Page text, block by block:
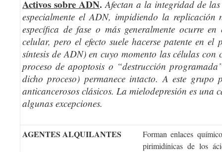
Activos sobre ADN.Afectan a la integridad de
especialmente el ADN, impidiendo la
específica de fase o más generalmente ocurre
celular, pero el efecto suele hacerse patente en el
síntesis de ADN) en cuyo momento las células con
proceso de apoptosis o “destrucción
dicho proceso) permanece intacto. A este grupo
anticancerosos clásicos. La mielodepresión es una
algunas excepciones.
AGENTES ALQUILANTES
Forman enlaces
pirimidínicas de los